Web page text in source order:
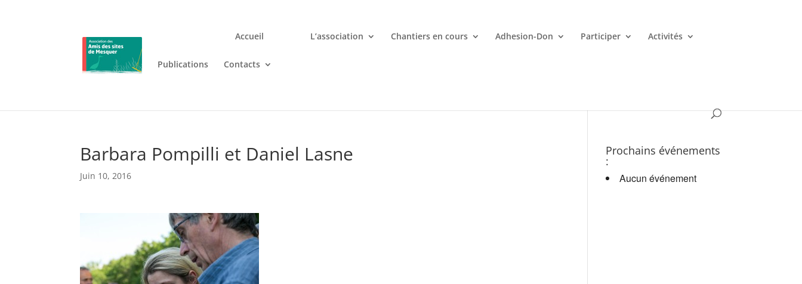
Accueil L’association Chantiers en cours Adhesion-Don Participer Activités
Publications Contacts
Jouez n’importe où et n’importe quand avec votre smartphone chez
Barbara Pompilli et Daniel Lasne
Juin 10, 2016
Prochains événements
:
Aucun événement